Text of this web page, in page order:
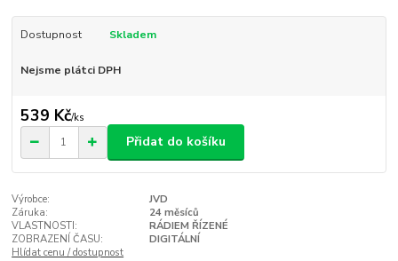
Dostupnost Skladem
Nejsme plátci DPH
539 Kč/ks
Přidat do košíku
Výrobce:
JVD
Záruka:
24 měsíců
VLASTNOSTI:
RÁDIEM ŘÍZENÉ
ZOBRAZENÍ ČASU:
DIGITÁLNÍ
Hlídat cenu / dostupnost